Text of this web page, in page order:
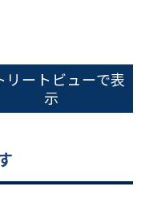
きます
213
リートビューで表
示